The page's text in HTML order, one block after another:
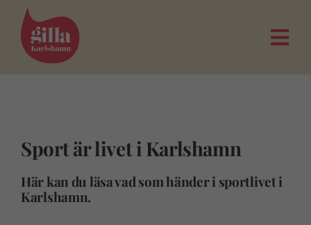
Fortsätt
innehållet
Sport är livet i Karlshamn
Här kan du läsa vad som händer i sportlivet i
Karlshamn.